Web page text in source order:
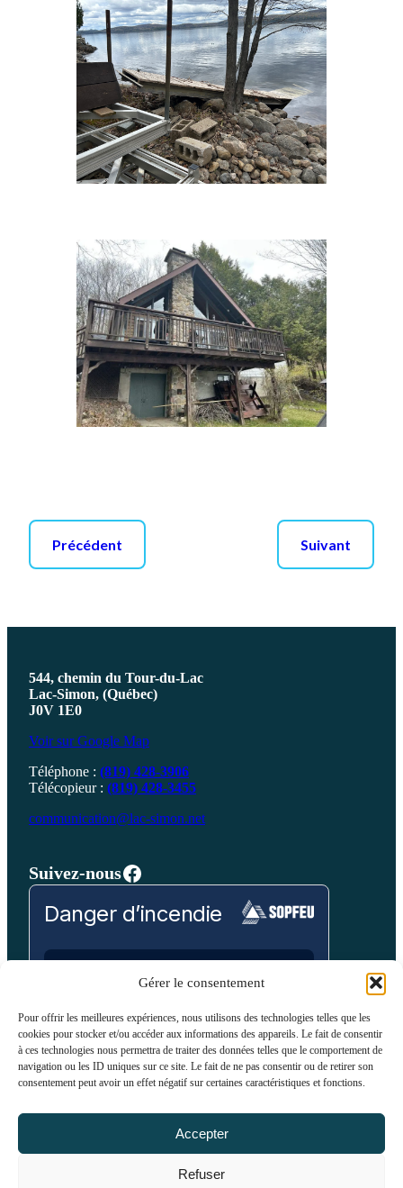
Gérer le consentement
Pour offrir les meilleures expériences, nous utilisons des technologies telles que les
cookies pour stocker et/ou accéder aux informations des appareils. Le fait de consentir
à ces technologies nous permettra de traiter des données telles que le comportement de
navigation ou les ID uniques sur ce site. Le fait de ne pas consentir ou de retirer son
consentement peut avoir un effet négatif sur certaines caractéristiques et fonctions.
Accepter
Refuser
Précédent Suivant
544, chemin du Tour-du-Lac
Lac-Simon, (Québec)
J0V 1E0
Voir sur Google Map
Téléphone : (819) 428-3906
Télécopieur : (819) 428-3455
communication@lac-simon.net
Suivez-nousFacebook
Danger d’incendie
Laurentides
Bas Modéré Élevé Très Élevé Extrême